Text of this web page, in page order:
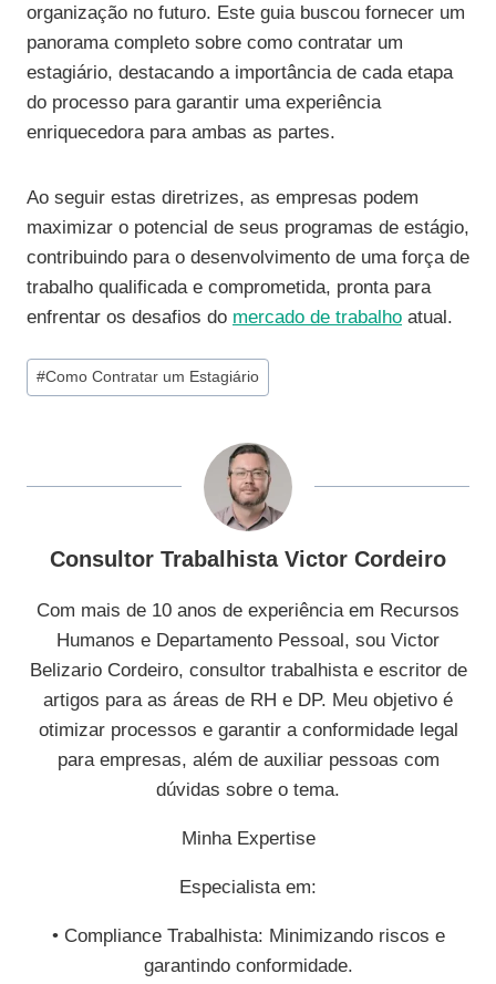
organização no futuro. Este guia buscou fornecer um
panorama completo sobre como contratar um
estagiário, destacando a importância de cada etapa
do processo para garantir uma experiência
enriquecedora para ambas as partes.
Ao seguir estas diretrizes, as empresas podem
maximizar o potencial de seus programas de estágio,
contribuindo para o desenvolvimento de uma força de
trabalho qualificada e comprometida, pronta para
enfrentar os desafios do mercado de trabalho atual.
Tags
do
#Como Contratar um Estagiário
Consultor Trabalhista Victor Cordeiro
Com mais de 10 anos de experiência em Recursos
Humanos e Departamento Pessoal, sou Victor
Belizario Cordeiro, consultor trabalhista e escritor de
artigos para as áreas de RH e DP. Meu objetivo é
otimizar processos e garantir a conformidade legal
para empresas, além de auxiliar pessoas com
dúvidas sobre o tema.
Minha Expertise
Especialista em:
• Compliance Trabalhista: Minimizando riscos e
garantindo conformidade.